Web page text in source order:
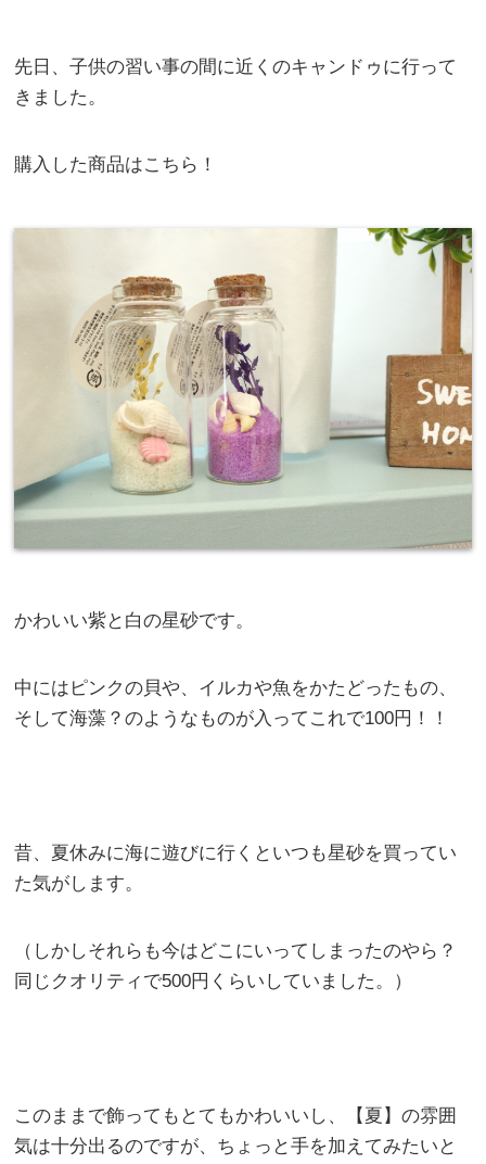
先日、子供の習い事の間に近くのキャンドゥに行って
きました。
購入した商品はこちら！
かわいい紫と白の星砂です。
中にはピンクの貝や、イルカや魚をかたどったもの、
そして海藻？のようなものが入ってこれで100円！！
昔、夏休みに海に遊びに行くといつも星砂を買ってい
た気がします。
（しかしそれらも今はどこにいってしまったのやら？
同じクオリティで500円くらいしていました。）
このままで飾ってもとてもかわいいし、【夏】の雰囲
気は十分出るのですが、ちょっと手を加えてみたいと